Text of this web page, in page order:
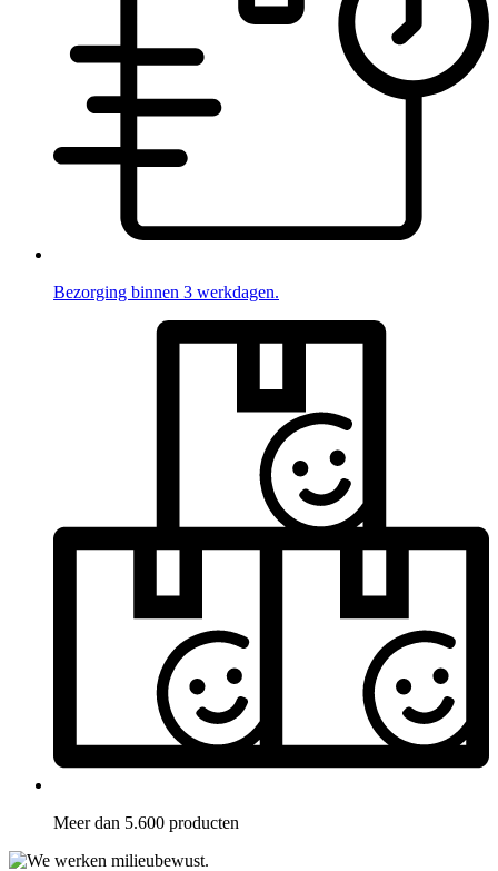
Bezorging binnen 3 werkdagen.
Meer dan 5.600 producten